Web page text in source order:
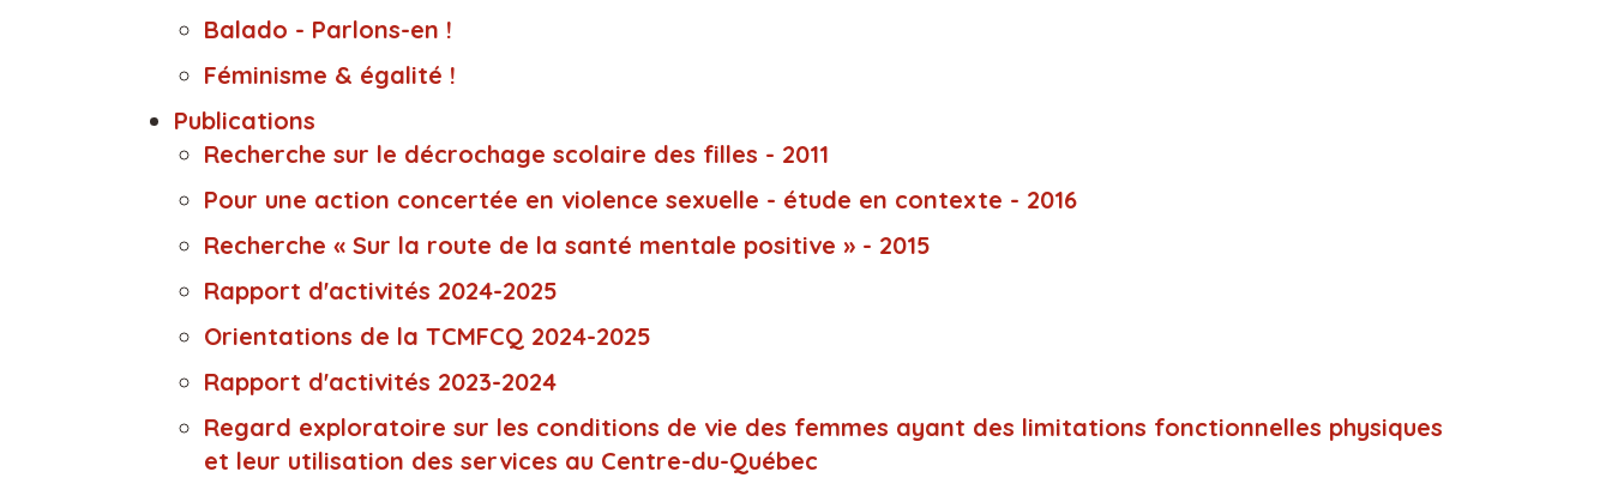
Balado - Parlons-en !
Féminisme & égalité !
Publications
Recherche sur le décrochage scolaire des filles - 2011
Pour une action concertée en violence sexuelle - étude en contexte - 2016
Recherche « Sur la route de la santé mentale positive » - 2015
Rapport d'activités 2024-2025
Orientations de la TCMFCQ 2024-2025
Rapport d'activités 2023-2024
Regard exploratoire sur les conditions de vie des femmes ayant des limitations fonctionnelles physiques
et leur utilisation des services au Centre-du-Québec